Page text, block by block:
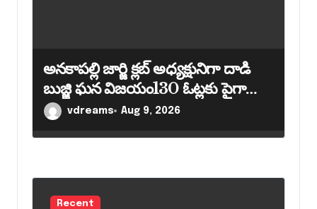
i
o
n
అనకాపల్లి జార్జి క్లబ్ అధ్యక్షునిగా దాడి
బుజ్జి ఘన విజయం130 ఓట్లకు పైగా
మెజార్టీతో గెలుపు
vdreams Aug 9, 2026
Recent